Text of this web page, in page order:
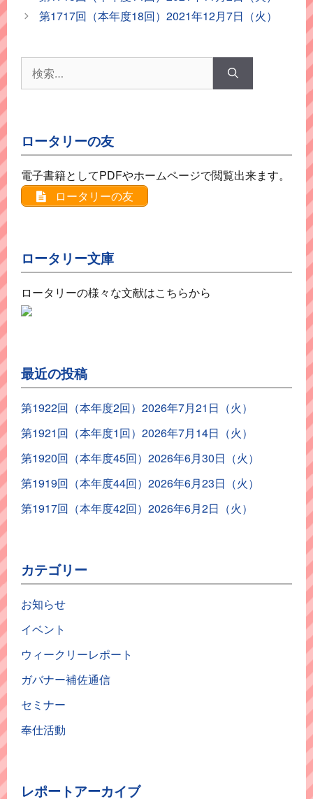
ゴ
リ
第1717回（本年度18回）2021年12月7日（火）
索:
ロータリーの友
電子書籍としてPDFやホームページで閲覧出来ます。
ロータリーの友
ロータリー文庫
ロータリーの様々な文献はこちらから
最近の投稿
第1922回（本年度2回）2026年7月21日（火）
第1921回（本年度1回）2026年7月14日（火）
第1920回（本年度45回）2026年6月30日（火）
第1919回（本年度44回）2026年6月23日（火）
第1917回（本年度42回）2026年6月2日（火）
カテゴリー
お知らせ
イベント
ウィークリーレポート
ガバナー補佐通信
セミナー
奉仕活動
レポートアーカイブ